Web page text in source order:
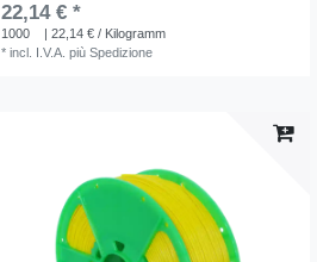
22,14 € *
1000
| 22,14 € / Kilogramm
*incl. I.V.A. piùSpedizione